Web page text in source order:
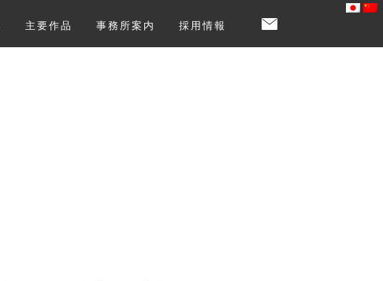
主要作品 事務所案内 採用情報